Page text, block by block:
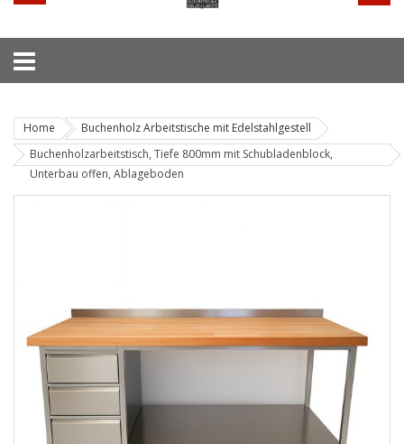
Home
Buchenholz Arbeitstische mit Edelstahlgestell
Buchenholzarbeitstisch, Tiefe 800mm mit Schubladenblock,
Unterbau offen, Ablageboden